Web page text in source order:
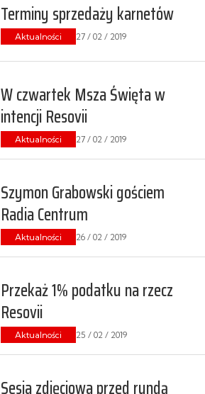
Terminy sprzedaży karnetów
Aktualności 27 / 02 / 2019
W czwartek Msza Święta w
intencji Resovii
Aktualności 27 / 02 / 2019
Szymon Grabowski gościem
Radia Centrum
Aktualności 26 / 02 / 2019
Przekaż 1% podatku na rzecz
Resovii
Aktualności 25 / 02 / 2019
Sesja zdjęciowa przed rundą